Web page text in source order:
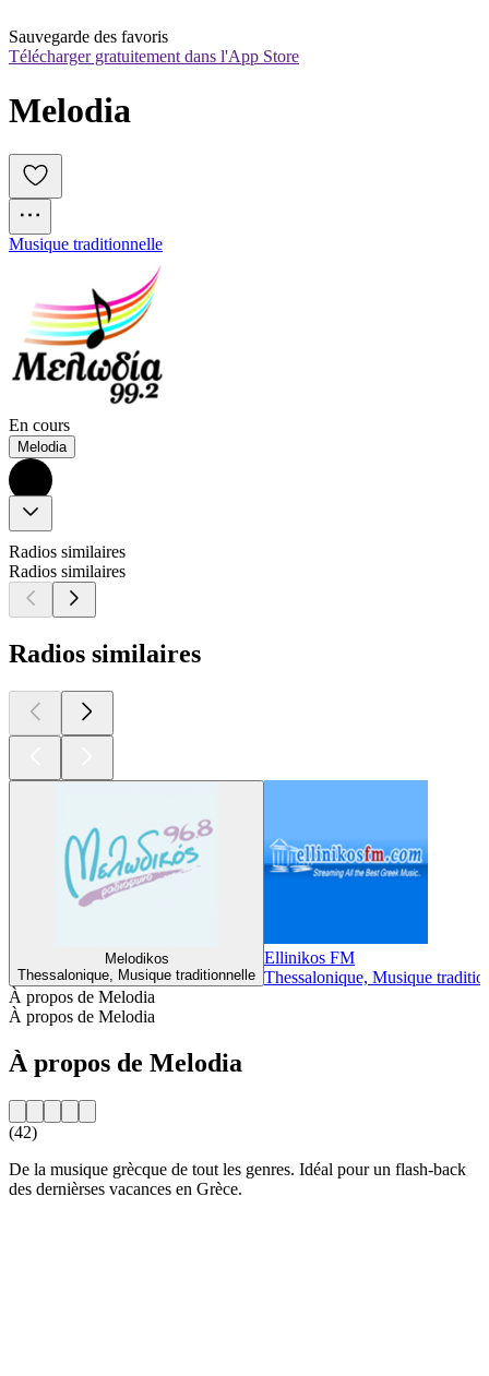
Sauvegarde des favoris
Télécharger gratuitement dans l'App Store
Melodia
Musique traditionnelle
En cours
Melodia
Radios similaires
Radios similaires
Radios similaires
Melodikos
Thessalonique, Musique traditionnelle
Ellinikos FM
Thessalonique, Musique
À propos de Melodia
À propos de Melodia
À propos de Melodia
(42)
De la musique grècque de tout les genres. Idéal pour un flash-back
des dernièrses vacances en Grèce.